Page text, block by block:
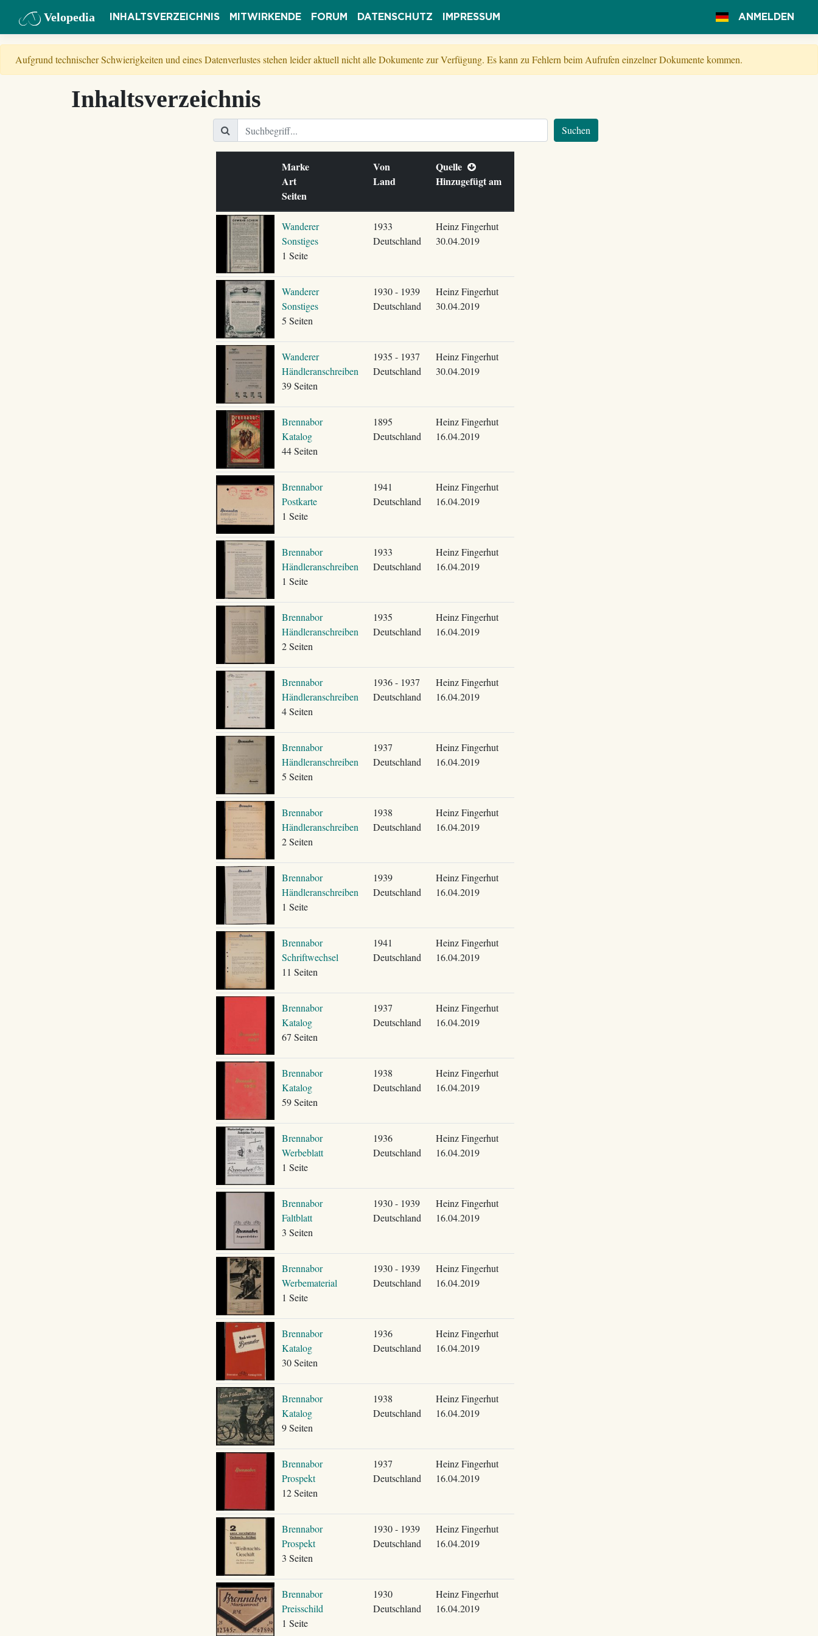
Velopedia INHALTSVERZEICHNIS MITWIRKENDE FORUM DATENSCHUTZ IMPRESSUM ANMELDEN
Aufgrund technischer Schwierigkeiten und eines Datenverlustes stehen leider aktuell nicht alle Dokumente zur Verfügung. Es kann zu Fehlern beim Aufrufen einzelner Dokumente kommen.
Inhaltsverzeichnis
Suchen
Marke
Art
Seiten
Von
Land
Quelle
Hinzugefügt am
Wanderer
Sonstiges
1 Seite
1933
Deutschland
Heinz Fingerhut
30.04.2019
Wanderer
Sonstiges
5 Seiten
1930 - 1939
Deutschland
Heinz Fingerhut
30.04.2019
Wanderer
Händleranschreiben
39 Seiten
1935 - 1937
Deutschland
Heinz Fingerhut
30.04.2019
Brennabor
Katalog
44 Seiten
1895
Deutschland
Heinz Fingerhut
16.04.2019
Brennabor
Postkarte
1 Seite
1941
Deutschland
Heinz Fingerhut
16.04.2019
Brennabor
Händleranschreiben
1 Seite
1933
Deutschland
Heinz Fingerhut
16.04.2019
Brennabor
Händleranschreiben
2 Seiten
1935
Deutschland
Heinz Fingerhut
16.04.2019
Brennabor
Händleranschreiben
4 Seiten
1936 - 1937
Deutschland
Heinz Fingerhut
16.04.2019
Brennabor
Händleranschreiben
5 Seiten
1937
Deutschland
Heinz Fingerhut
16.04.2019
Brennabor
Händleranschreiben
2 Seiten
1938
Deutschland
Heinz Fingerhut
16.04.2019
Brennabor
Händleranschreiben
1 Seite
1939
Deutschland
Heinz Fingerhut
16.04.2019
Brennabor
Schriftwechsel
11 Seiten
1941
Deutschland
Heinz Fingerhut
16.04.2019
Brennabor
Katalog
67 Seiten
1937
Deutschland
Heinz Fingerhut
16.04.2019
Brennabor
Katalog
59 Seiten
1938
Deutschland
Heinz Fingerhut
16.04.2019
Brennabor
Werbeblatt
1 Seite
1936
Deutschland
Heinz Fingerhut
16.04.2019
Brennabor
Faltblatt
3 Seiten
1930 - 1939
Deutschland
Heinz Fingerhut
16.04.2019
Brennabor
Werbematerial
1 Seite
1930 - 1939
Deutschland
Heinz Fingerhut
16.04.2019
Brennabor
Katalog
30 Seiten
1936
Deutschland
Heinz Fingerhut
16.04.2019
Brennabor
Katalog
9 Seiten
1938
Deutschland
Heinz Fingerhut
16.04.2019
Brennabor
Prospekt
12 Seiten
1937
Deutschland
Heinz Fingerhut
16.04.2019
Brennabor
Prospekt
3 Seiten
1930 - 1939
Deutschland
Heinz Fingerhut
16.04.2019
Brennabor
Preisschild
1 Seite
1930
Deutschland
Heinz Fingerhut
16.04.2019